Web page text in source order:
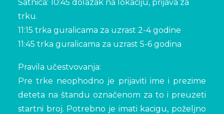
Satnica: 10:45 dolazak na lokaciju, prijava za
trku.
11:15 trka guralicama za uzrast 2-4 godine
11:45 trka guralicama za uzrast 5-6 godina
Pravila učestvovanja:
Pre trke neophodno je prijaviti ime i prezime
deteta na štandu označenom za to i preuzeti
startni broj. Potrebno je imati kacigu, poželjno